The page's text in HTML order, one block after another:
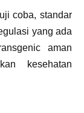
coba, standar
yang ada
aman
kesehatan